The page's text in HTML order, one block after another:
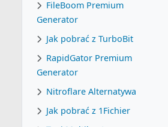
FileBoom Premium
Generator
Jak pobrać z TurboBit
RapidGator Premium
Generator
Nitroflare Alternatywa
Jak pobrać z 1Fichier